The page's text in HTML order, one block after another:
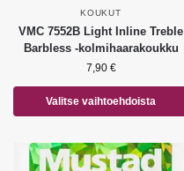
KOUKUT
VMC 7552B Light Inline Treble
Barbless -kolmihaarakoukku
7,90 €
Valitse vaihtoehdoista